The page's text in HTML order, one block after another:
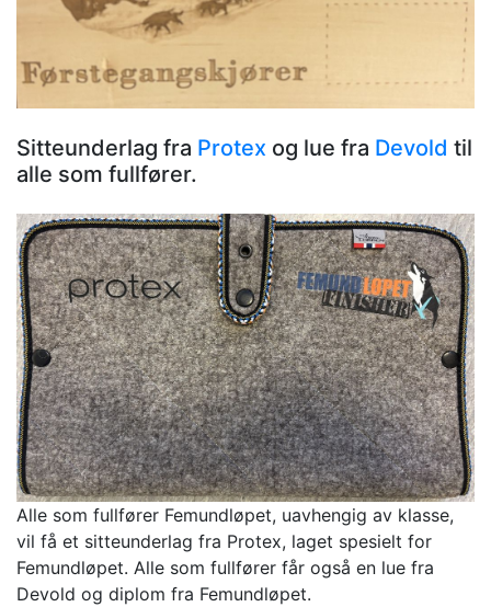
Sitteunderlag fra Protex og lue fra Devold til
alle som fullfører.
Alle som fullfører Femundløpet, uavhengig av klasse,
vil få et sitteunderlag fra Protex, laget spesielt for
Femundløpet. Alle som fullfører får også en lue fra
Devold og diplom fra Femundløpet.